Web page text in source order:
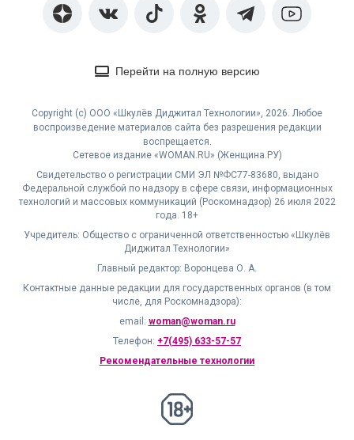
Перейти на полную версию
Copyright (с) ООО «Шкулёв Диджитал Технологии», 2026. Любое
воспроизведение материалов сайта без разрешения редакции
воспрещается.
Сетевое издание «WOMAN.RU» (Женщина.РУ)
Свидетельство о регистрации СМИ ЭЛ №ФС77-83680, выдано
Федеральной службой по надзору в сфере связи, информационных
технологий и массовых коммуникаций (Роскомнадзор) 26 июля 2022
года. 18+
Учредитель: Общество с ограниченной ответственностью «Шкулёв
Диджитал Технологии»
Главный редактор: Воронцева О. А.
Контактные данные редакции для государственных органов (в том
числе, для Роскомнадзора):
email: woman@woman.ru
Телефон: +7(495) 633-57-57
Рекомендательные технологии
18+